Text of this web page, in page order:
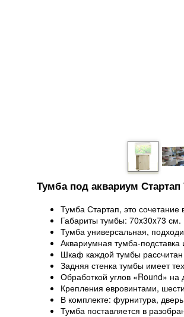
Тумба под аквариум Стартап
Тумба Стартап, это сочетание
Габариты тумбы: 70x30x73
Тумба универсальная,
Аквариумная тумба-подставка
Шкаф каждой тумбы
Задняя стенка тумбы имеет
Обработкой углов «Round» на
Крепления евровинтами,
В комплекте: фурнитура,
Тумба поставляется в